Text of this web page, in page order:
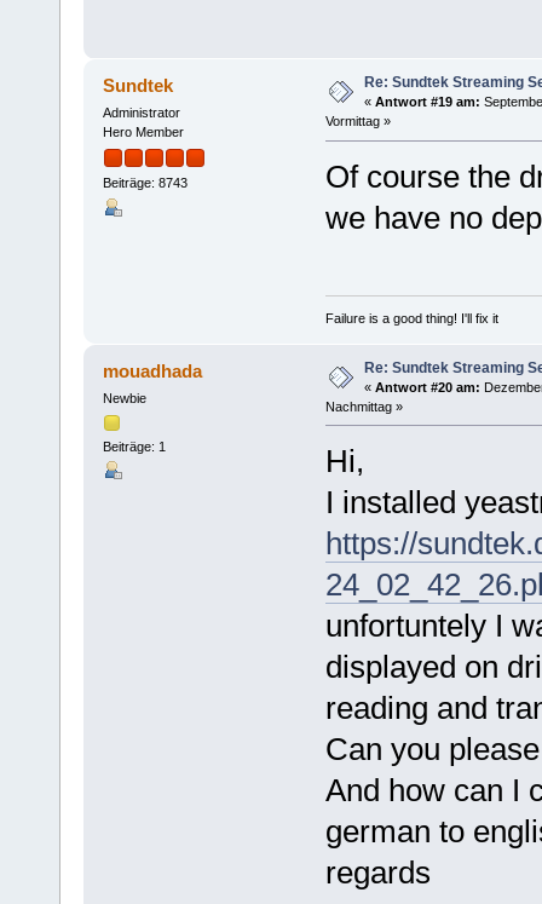
Sundtek
Administrator
Hero Member
Beiträge: 8743
Re: Sundtek Streaming
« Antwort #19 am:
Vormittag »
Of course the
we have no
Failure is a good thing! I'll fix it
mouadhada
Newbie
Beiträge: 1
Re: Sundtek Streaming
« Antwort #20 am:
Nachmittag »
Hi,
I installed
https://
unfortuntely I
displayed on
reading and
Can you
And how can I
german to
regards